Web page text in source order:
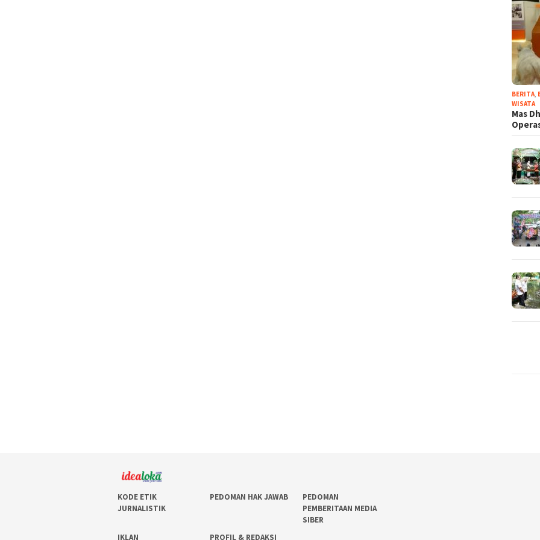
BERITA,
WISATA
Mas
KODE ETIK
JURNALISTIK
PEDOMAN HAK JAWAB
PEDOMAN
PEMBERITAAN MEDIA
SIBER
IKLAN
PROFIL & REDAKSI